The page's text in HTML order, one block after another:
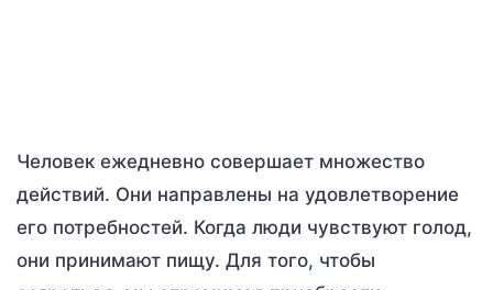
Человек ежедневно совершает множество
действий. Они направлены на удовлетворение
его потребностей. Когда люди чувствуют голод,
они принимают пищу. Для того, чтобы